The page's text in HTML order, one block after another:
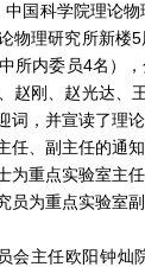
国科学院理论物
物理研究所新楼5
所内委员4名）
赵刚、赵光达、
词，并宣读了理
任、副主任的通
为重点实验室主
员为重点实验室
主任欧阳钟灿